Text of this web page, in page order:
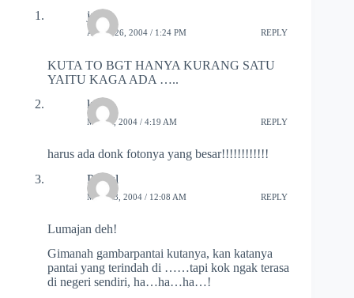
jay
APRIL 26, 2004 / 1:24 PM REPLY
KUTA TO BGT HANYA KURANG SATU
YAITU KAGA ADA …..
kins
MAY 6, 2004 / 4:19 AM REPLY
harus ada donk fotonya yang besar!!!!!!!!!!!!
Panjul
MAY 23, 2004 / 12:08 AM REPLY
Lumajan deh!
Gimanah gambarpantai kutanya, kan katanya
pantai yang terindah di ……tapi kok ngak terasa
di negeri sendiri, ha…ha…ha…!